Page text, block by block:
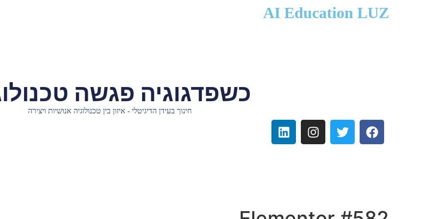
AI Education LUZ
כשפדגוגיה פגשה
חינוך בעידן הדיגיטלי - איזון בין טכנולוגיה אנושיות ויצירה